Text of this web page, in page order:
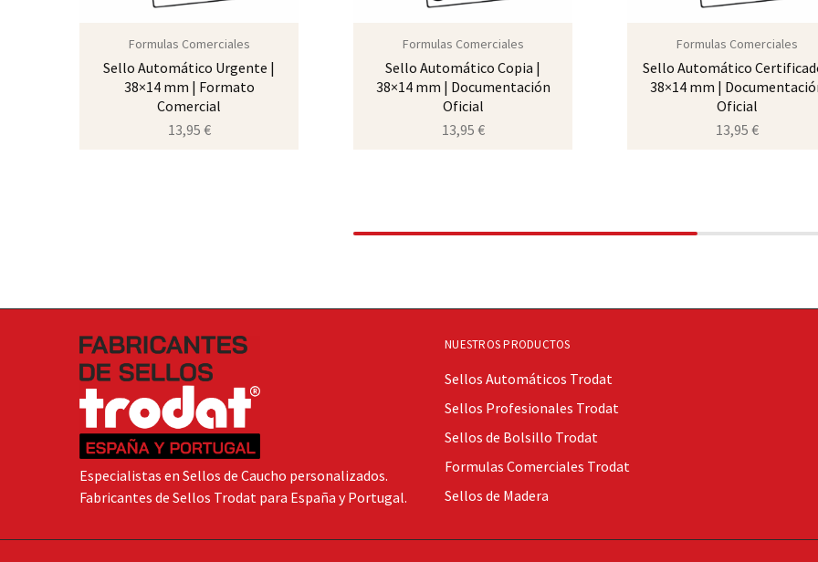
Formulas Comerciales
Sello Automático Urgente |
38×14 mm | Formato
Comercial
13,95 €
Formulas Comerciales
Sello Automático Copia |
38×14 mm | Documentación
Oficial
13,95 €
Formulas Comerciales
Sello Automático
38×14 mm |
Oficial
13,95 €
Especialistas en Sellos de Caucho personalizados.
Fabricantes de Sellos Trodat para España y Portugal.
NUESTROS PRODUCTOS
Sellos Automáticos Trodat
Sellos Profesionales Trodat
Sellos de Bolsillo Trodat
Formulas Comerciales Trodat
Sellos de Madera